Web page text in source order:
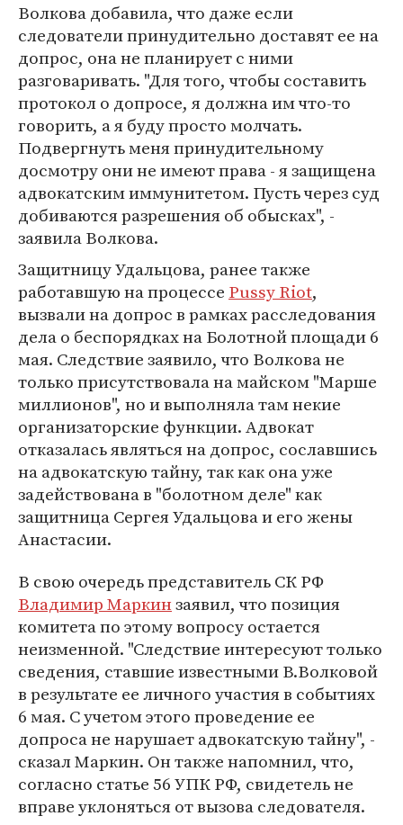
Волкова добавила, что даже если
следователи принудительно доставят ее на
допрос, она не планирует с ними
разговаривать. "Для того, чтобы составить
протокол о допросе, я должна им что-то
говорить, а я буду просто молчать.
Подвергнуть меня принудительному
досмотру они не имеют права - я защищена
адвокатским иммунитетом. Пусть через суд
добиваются разрешения об обысках", -
заявила Волкова.
Защитницу Удальцова, ранее также
работавшую на процессе Pussy Riot,
вызвали на допрос в рамках расследования
дела о беспорядках на Болотной площади 6
мая. Следствие заявило, что Волкова не
только присутствовала на майском "Марше
миллионов", но и выполняла там некие
организаторские функции. Адвокат
отказалась являться на допрос, сославшись
на адвокатскую тайну, так как она уже
задействована в "болотном деле" как
защитница Сергея Удальцова и его жены
Анастасии.
В свою очередь представитель СК РФ
Владимир Маркинзаявил, что позиция
комитета по этому вопросу остается
неизменной. "Следствие интересуют только
сведения, ставшие известными В.Волковой
в результате ее личного участия в событиях
6 мая. С учетом этого проведение ее
допроса не нарушает адвокатскую тайну", -
сказал Маркин. Он также напомнил, что,
согласно статье 56 УПК РФ, свидетель не
вправе уклоняться от вызова следователя.